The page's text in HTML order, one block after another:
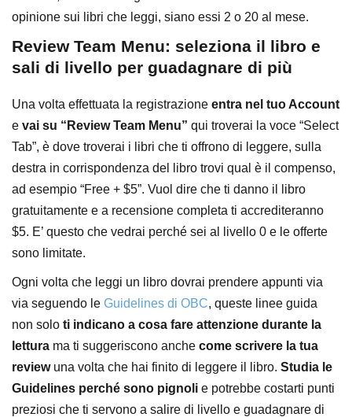
opinione sui libri che leggi, siano essi 2 o 20 al mese.
Review Team Menu: seleziona il libro e
sali di livello per guadagnare di più
Una volta effettuata la registrazione entra nel tuo Account
e vai su “Review Team Menu” qui troverai la voce “Select
Tab”, è dove troverai i libri che ti offrono di leggere, sulla
destra in corrispondenza del libro trovi qual è il compenso,
ad esempio “Free + $5”. Vuol dire che ti danno il libro
gratuitamente e a recensione completa ti accrediteranno
$5. E’ questo che vedrai perché sei al livello 0 e le offerte
sono limitate.
Ogni volta che leggi un libro dovrai prendere appunti via
via seguendo le Guidelines di OBC, queste linee guida
non solo ti indicano a cosa fare attenzione durante la
lettura ma ti suggeriscono anche come scrivere la tua
reviewuna volta che hai finito di leggere il libro. Studia le
Guidelines perché sono pignoli e potrebbe costarti punti
preziosi che ti servono a salire di livello e guadagnare di